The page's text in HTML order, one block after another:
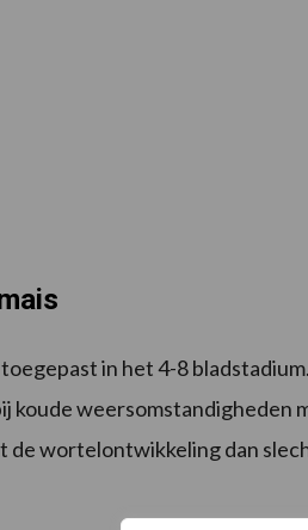
in het 4-8
koude weersomstandigheden
wortelontwikkeling dan